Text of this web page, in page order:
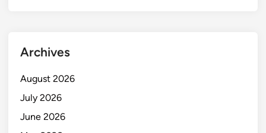
Archives
August 2026
July 2026
June 2026